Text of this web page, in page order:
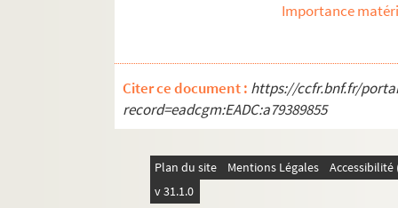
Importance
Citer ce document : https://ccfr.bnf.fr/
record=eadcgm:EADC:a79389855
Plan du site Mentions Légales
v 31.1.0